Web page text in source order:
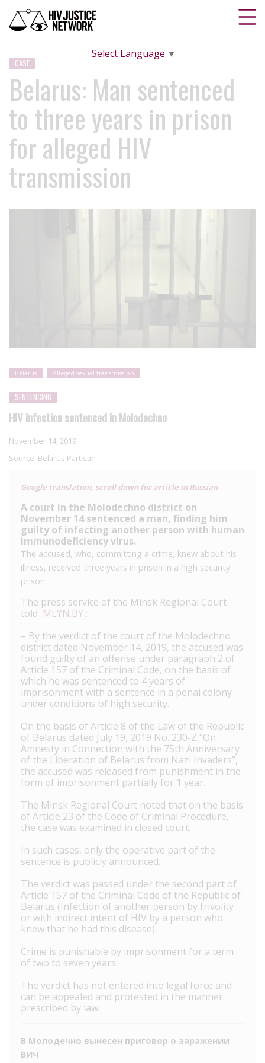
Select Language ▼
CASE
Belarus: Man sentenced
to three years in prison
for alleged HIV
transmission
Belarus Alleged sexual transmission
SENTENCING
HIV infection sentenced in Molodechno
November 14, 2019
Source: Belarus Partisan
Google translation, scroll down for article in Russian
A court in the Molodechno district on
November 14 sentenced a man, finding him
guilty of infecting another person with human
immunodeficiency virus.
The accused, who, committing a crime, knew about his
illness, received three years in prison in a high security
prison.
The press service of the Minsk Regional Court
told MLYN.BY :
– By the verdict of the court of the Molodechno
district dated November 14, 2019, the accused was
found guilty of an offense under paragraph 2 of
Article 157 of the Criminal Code, on the basis of
which he was sentenced to 4 years of
imprisonment with a sentence in a penal colony
under conditions of high security.
On the basis of Article 8 of the Law of the Republic
of Belarus dated July 19, 2019 No. 230-Z “On
Amnesty in Connection with the 75th Anniversary
of the Liberation of Belarus from Nazi Invaders”,
the accused was released from punishment in the
form of imprisonment partially for 1 year.
The Minsk Regional Court noted that on the basis
of Article 23 of the Code of Criminal Procedure,
the case was examined in closed court.
In such cases, only the operative part of the
sentence is publicly announced.
The verdict was passed under the second part of
Article 157 of the Criminal Code of the Republic of
Belarus (Infection of another person by frivolity
or with indirect intent of HIV by a person who
knew that he had this disease).
Crime is punishable by imprisonment for a term
of two to seven years.
The verdict has not entered into legal force and
can be appealed and protested in the manner
prescribed by law.
В Молодечно вынесен приговор о заражении
ВИЧ